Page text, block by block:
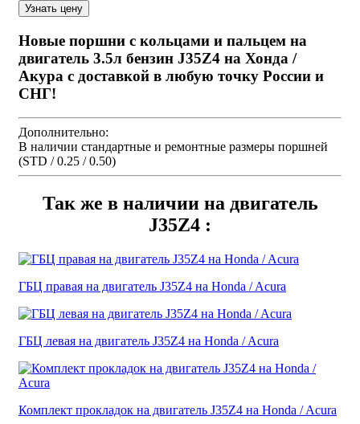
Новые поршни с кольцами и пальцем на
двигатель 3.5л бензин J35Z4 на Хонда /
Акура с доставкой в любую точку России и
СНГ!
Дополнительно:
В наличии стандартные и ремонтные размеры поршней
(STD / 0.25 / 0.50)
Так же в наличии на двигатель
J35Z4 :
ГБЦ правая на двигатель J35Z4 на Honda / Acura
ГБЦ левая на двигатель J35Z4 на Honda / Acura
Комплект прокладок на двигатель J35Z4 на Honda / Acura